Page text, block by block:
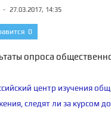
- 27.03.2017, 14:35
0
опроса
центр изучения
следят ли за курсом